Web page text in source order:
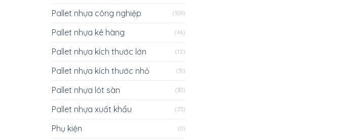
Pallet nhựa công nghiệp (109)
Pallet nhựa kê hàng (46)
Pallet nhựa kích thước lớn (12)
Pallet nhựa kích thước nhỏ (31)
Pallet nhựa lót sàn (30)
Pallet nhựa xuất khẩu (23)
Phụ kiện (0)